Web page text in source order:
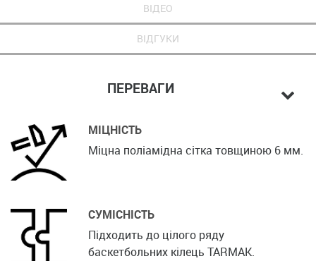
ВІДЕО
ВІДГУКИ
ПЕРЕВАГИ
МІЦНІСТЬ
Міцна поліамідна сітка товщиною 6 мм.
СУМІСНІСТЬ
Підходить до цілого ряду
баскетбольних кілець TARMAK.